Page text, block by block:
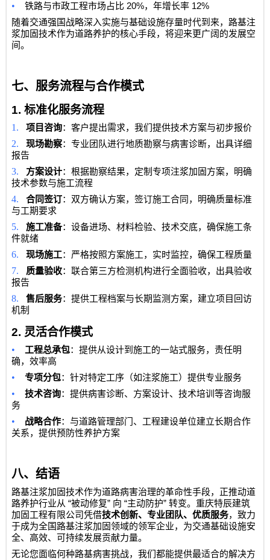
•
铁路与市政工程市场占比 20%，年增长率 12%
随着交通强国战略深入实施与基础设施存量时代到来，路基注
浆加固技术作为道路养护的核心手段，将迎来更广阔的发展空
间。
七、服务流程与合作模式
1.标准化服务流程
1. 项目咨询：客户提出需求，我们提供技术方案与初步报价
2. 现场勘察：专业团队进行地质勘察与病害诊断，出具详细
报告
3. 方案设计：根据勘察结果，定制专项注浆加固方案，明确
技术参数与施工流程
4. 合同签订：双方确认方案，签订施工合同，明确质量标准
与工期要求
5. 施工准备：设备进场、材料检验、技术交底，确保施工条
件就绪
6. 现场施工：严格按照方案施工，实时监控，确保工程质量
7. 质量验收：联合第三方检测机构进行全面验收，出具验收
报告
8. 售后服务：提供工程档案与长期监测方案，建立项目回访
机制
2.灵活合作模式
• 工程总承包：提供从设计到施工的一站式服务，责任明
确，效率高
• 专项分包：针对特定工序（如注浆施工）提供专业服务
• 技术咨询：提供病害诊断、方案设计、技术培训等咨询服
务
• 战略合作：与道路管理部门、工程建设单位建立长期合作
关系，提供预防性养护方案
八、结语
路基注浆加固技术作为道路病害治理的革命性手段，正推动道
路养护行业从 “被动修复” 向 “主动防护”转变。重庆特辰建筑
加固工程有限公司凭借技术创新、专业团队、优质服务，致力
于成为全国路基注浆加固领域的领军企业，为交通基础设施安
全、高效、可持续发展贡献力量。
无论您面临何种路基病害挑战，我们都能提供最适合的解决方